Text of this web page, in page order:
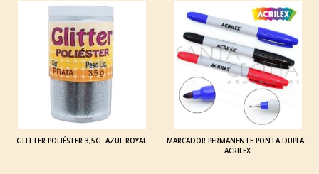
GLITTER POLIÉSTER 3,5G. AZUL ROYAL
MARCADOR PERMANENTE PONTA DUPLA -
ACRILEX